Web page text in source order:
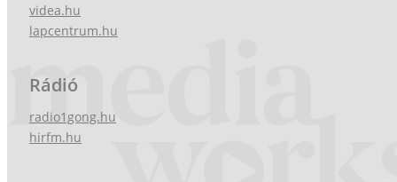
videa.hu
lapcentrum.hu
Rádió
radio1gong.hu
hirfm.hu